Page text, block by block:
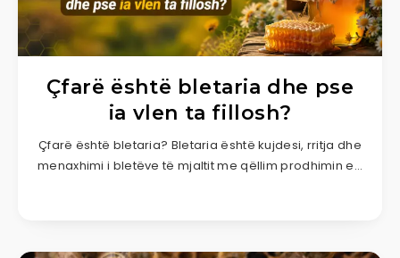
Çfarë është bletaria dhe pse
ia vlen ta fillosh?
Çfarë është bletaria? Bletaria është kujdesi, rritja dhe
menaxhimi i bletëve të mjaltit me qëllim prodhimin e…